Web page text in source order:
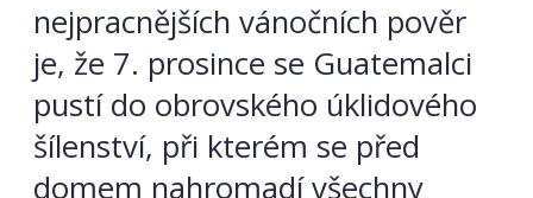
nejpracnějších vánočních pověr
je, že 7. prosince se Guatemalci
pustí do obrovského úklidového
šílenství, při kterém se před
domem nahromadí všechny